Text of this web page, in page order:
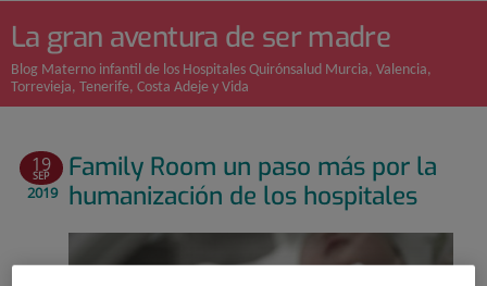
La gran aventura de ser madre
Blog Materno infantil de los Hospitales Quirónsalud Murcia, Valencia,
Torrevieja, Tenerife, Costa Adeje y Vida
19
SEP
2019
Family Room un paso más por la
humanización de los hospitales